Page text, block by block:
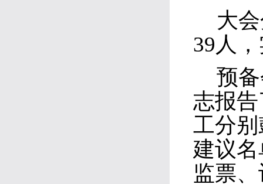
大
39人
预
志报
工分
建议
监票